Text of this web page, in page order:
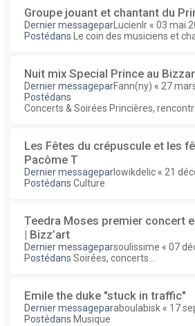
Groupe jouant et chantant du
Dernier messagepar Lucienlr « 03 mai
Postédans
Le coin des musiciens et
Nuit mix Special Prince au
Dernier messageparFann(ny) « 27
Postédans
Concerts & Soirées Princières,
Les Fêtes du crépuscule et les
Pacôme T
Dernier messageparlowikdelic « 21
Postédans Culture
Teedra Moses premier concert
| Bizz’art
Dernier messageparsoulissime « 07
Postédans Soirées, concerts...
Emile the duke "stuck in traffic"
Dernier messageparaboulabisk « 17
Postédans Musique